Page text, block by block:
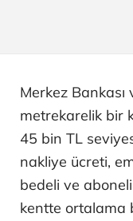
Merkez
metrekarelik bir
45 bin TL
nakliye ücreti,
bedeli ve
kentte ortalama